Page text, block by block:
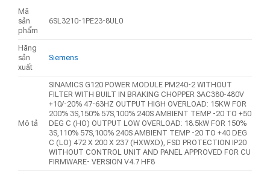
Mã
sản
phẩm
6SL3210-1PE23-8UL0
Hãng
sản
xuất
Siemens
Mô tả
SINAMICS G120 POWER MODULE PM240-2 WITHOUT
FILTER WITH BUILT IN BRAKING CHOPPER 3AC380-480V
+10/-20% 47-63HZ OUTPUT HIGH OVERLOAD: 15KW FOR
200% 3S,150% 57S,100% 240S AMBIENT TEMP -20 TO +50
DEG C (HO) OUTPUT LOW OVERLOAD: 18.5kW FOR 150%
3S,110% 57S,100% 240S AMBIENT TEMP -20 TO +40 DEG
C (LO) 472 X 200 X 237 (HXWXD), FSD PROTECTION IP20
WITHOUT CONTROL UNIT AND PANEL APPROVED FOR CU
FIRMWARE- VERSION V4.7 HF8